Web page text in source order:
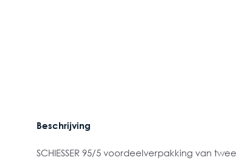
Beschrijving
SCHIESSER 95/5 voordeelverpakking van